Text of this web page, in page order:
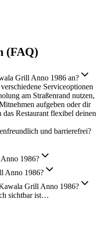
(FAQ)
Grill Anno 1986 an?
Serviceoptionen
am Straßenrand nutzen,
aufgeben oder dir
das Restaurant flexibel deinen
und barrierefrei?
1986?
Anno 1986?
Grill Anno 1986?
sichtbar ist…